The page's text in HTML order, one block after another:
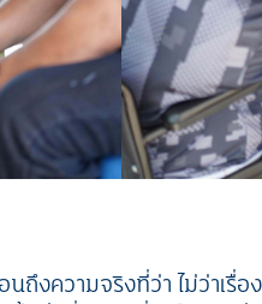
นถึงความจริงที่ว่า ไม่ว่าเรื่อ